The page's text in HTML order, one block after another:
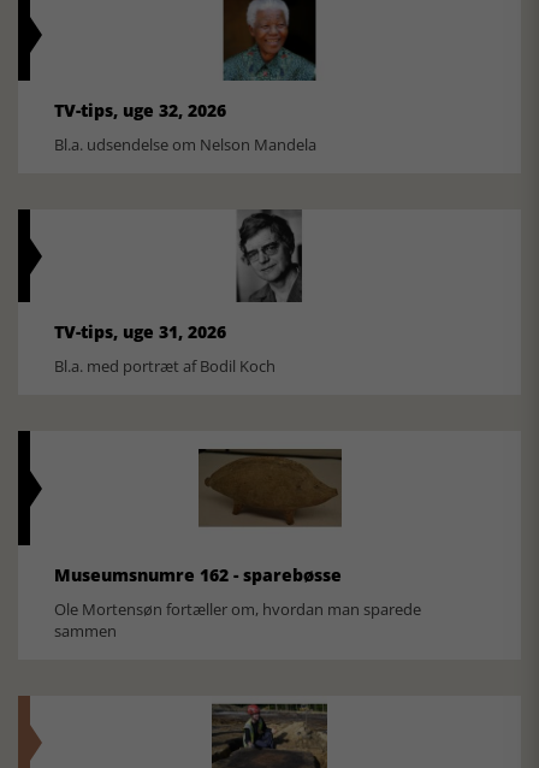
TV-tips, uge 32, 2026
Bl.a. udsendelse om Nelson Mandela
TV-tips, uge 31, 2026
Bl.a. med portræt af Bodil Koch
Museumsnumre 162 - sparebøsse
Ole Mortensøn fortæller om, hvordan man sparede
sammen